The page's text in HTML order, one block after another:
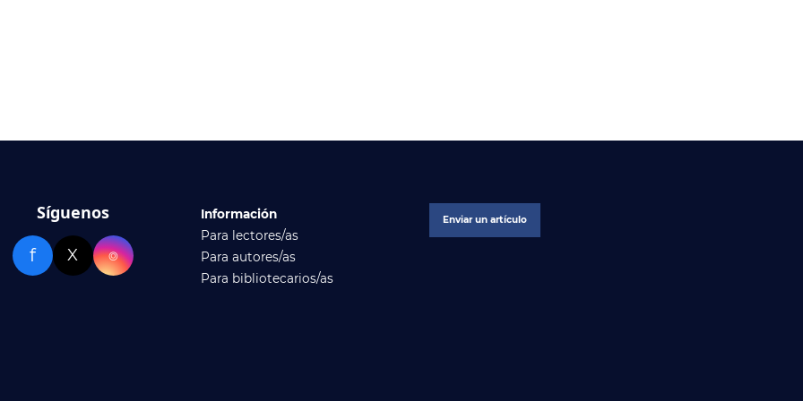
Síguenos
f X ⌾
Información
Para lectores/as
Para autores/as
Para bibliotecarios/as
Enviar un artículo